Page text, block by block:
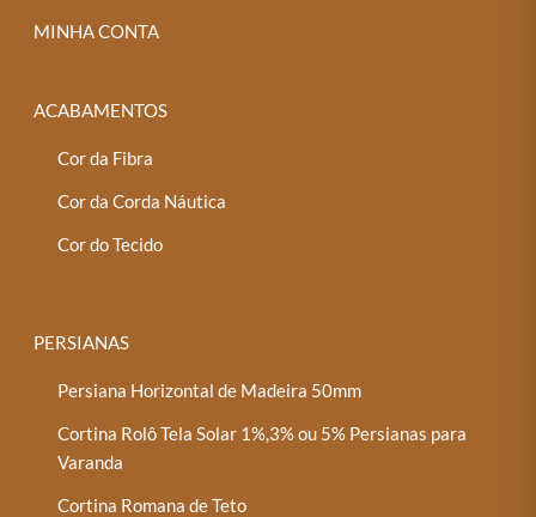
MINHA CONTA
ACABAMENTOS
Cor da Fibra
Cor da Corda Náutica
Cor do Tecido
PERSIANAS
Persiana Horizontal de Madeira 50mm
Cortina Rolô Tela Solar 1%,3% ou 5% Persianas para
Varanda
Cortina Romana de Teto